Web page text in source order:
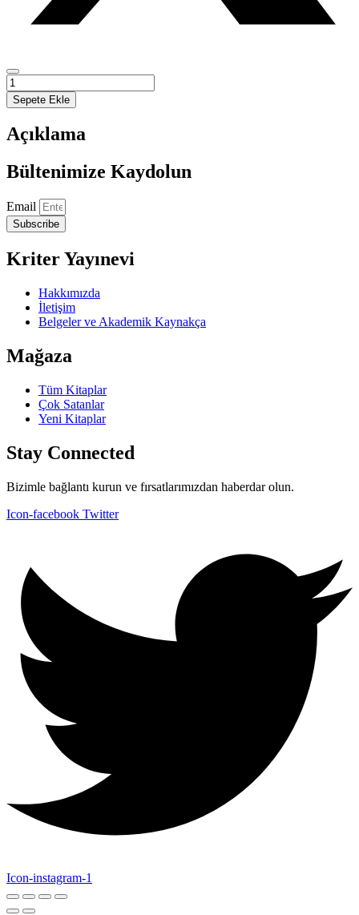
POETICS
adet
Sepete Ekle
Açıklama
Bültenimize Kaydolun
Email
Subscribe
Kriter Yayınevi
Hakkımızda
İletişim
Belgeler ve Akademik Kaynakça
Mağaza
Tüm Kitaplar
Çok Satanlar
Yeni Kitaplar
Stay Connected
Bizimle bağlantı kurun ve fırsatlarımızdan haberdar olun.
Icon-facebook Twitter
Icon-instagram-1